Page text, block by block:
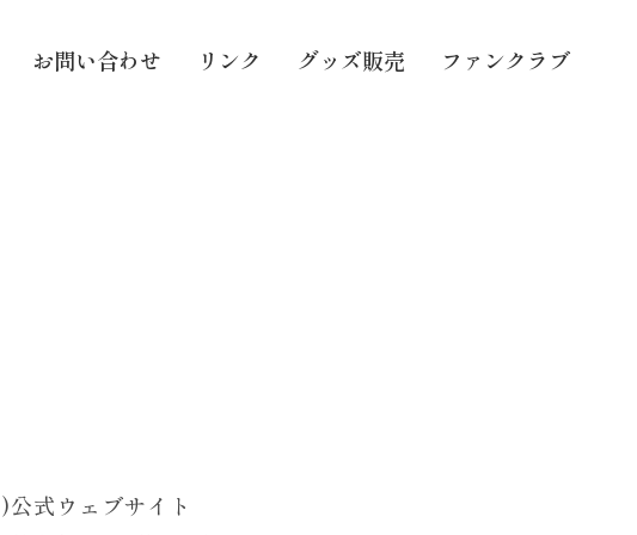
お問い合わせ リンク グッズ販売 ファンクラブ
式ウェブサイト